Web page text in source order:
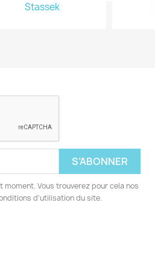
Stassek
Vous trouverez pour cela nos
d'utilisation du site.